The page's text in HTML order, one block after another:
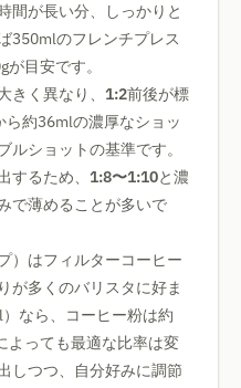
間が長い分、しっかりと
350mlのフレンチプレス
目安です。
きく異なり、 1:2前後が標
約36mlの濃厚なショッ
ルショットの基準です。
するため、 1:8〜1:10と濃
で薄めることが多いで
）はフィルターコーヒー
が多くのバリスタに好ま
なら、コーヒー粉は約
よっても最適な比率は変
しつつ、自分好みに調節